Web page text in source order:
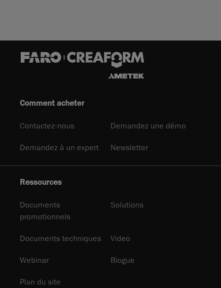
Comment acheter
Contactez-nous Demandez une démo
Demandez à un expert Newsletter
Ressources
Documents
promotionnels
Solutions
Documents techniques Video
Webinar Blogue
Plan du site